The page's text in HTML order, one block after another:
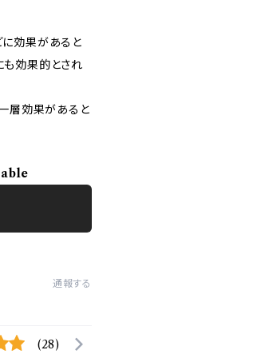
に効果があると
も効果的とされ
層効果があると
通報する
(28)